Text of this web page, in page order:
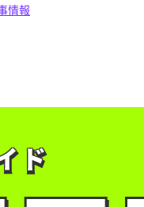
情報
ド
ド